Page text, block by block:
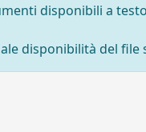
disponibili a
disponibilità del file